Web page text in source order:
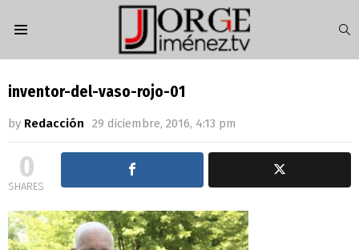
inventor-del-vaso-rojo-01
by Redacción 29 diciembre, 2016, 4:13 pm
0
SHARES